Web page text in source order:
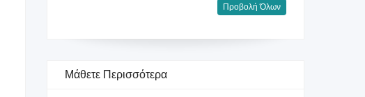
Προβολή Όλων
Μάθετε Περισσότερα